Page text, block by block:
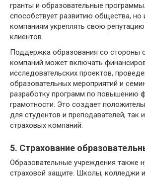
гранты и образовательные
способствует развитию общества, но
компаниям укреплять свою
клиентов.
Поддержка образования со стороны
компаний может включать
исследовательских проектов,
образовательных мероприятий и
разработку программ по повышению
грамотности. Это создает
для студентов и преподавателей, так
страховых компаний.
5. Страхование
Образовательные учреждения также
страховой защите. Школы, колледжи и